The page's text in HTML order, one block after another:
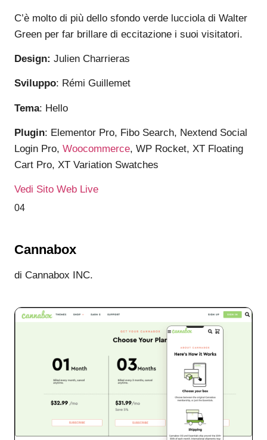
C’è molto di più dello sfondo verde lucciola di Walter
Green per far brillare di eccitazione i suoi visitatori.
Design: Julien Charrieras
Sviluppo: Rémi Guillemet
Tema: Hello
Plugin: Elementor Pro, Fibo Search, Nextend Social
Login Pro, Woocommerce, WP Rocket, XT Floating
Cart Pro, XT Variation Swatches
Vedi Sito Web Live
04
Cannabox
di Cannabox INC.